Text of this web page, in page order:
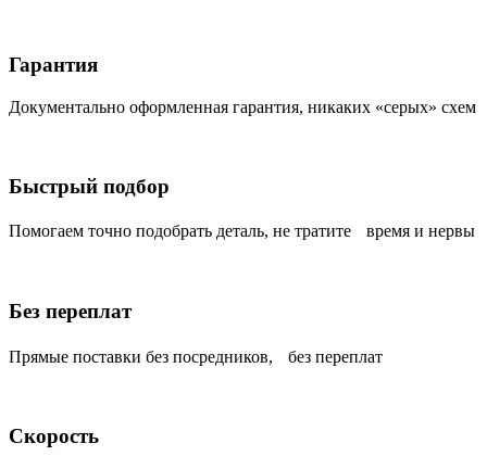
Гарантия
Документально оформленная гарантия, никаких «серых» схем
Быстрый подбор
Помогаем точно подобрать деталь, не тратите время и нервы
Без переплат
Прямые поставки без посредников, без переплат
Скорость